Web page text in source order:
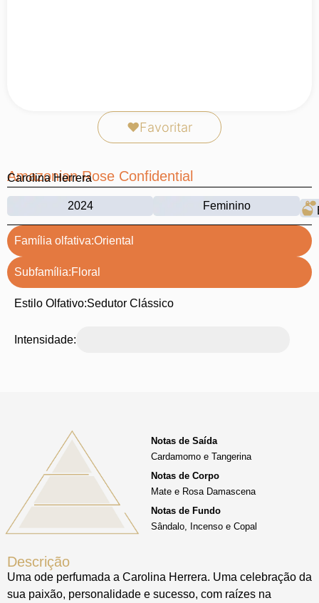
❤Favoritar
Amazonian Rose Confidential
Carolina Herrera
2024 Feminino
Família olfativa:Oriental
Subfamília:Floral
Estilo Olfativo:Sedutor Clássico
Intensidade:
Descrição
Uma ode perfumada a Carolina Herrera. Uma celebração da
sua paixão, personalidade e sucesso, com raízes na
Notas de Saída
Cardamomo e Tangerina
Notas de Corpo
Mate e Rosa Damascena
Notas de Fundo
Sândalo, Incenso e Copal